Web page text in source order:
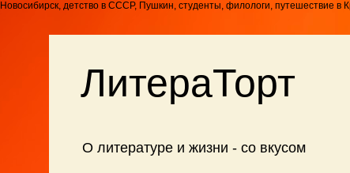
Новосибирск, детство в СССР, Пушкин, студенты, филологи, путешествие
ЛитераТорт
О литературе и жизни - со вкусом